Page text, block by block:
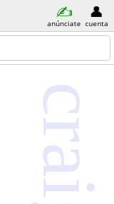
anúnciate cuenta